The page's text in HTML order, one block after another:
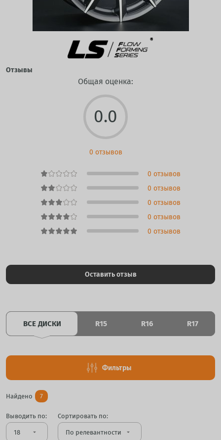
Отзывы
Общая оценка:
0.0
0 отзывов
0 отзывов
0 отзывов
0 отзывов
0 отзывов
0 отзывов
Оставить отзыв
ВСЕ ДИСКИ R15 R16 R17
Фильтры
Найдено 7
Выводить по:
arrow_drop_down
Сортировать по:
arrow_drop_down